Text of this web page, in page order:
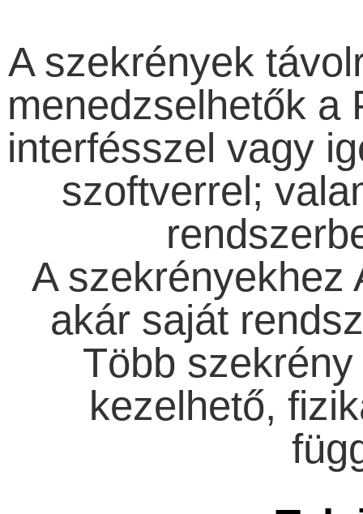
A szekrények
menedzselhetők a
interfésszel vagy
szoftverrel;
A szekrényekhez
akár saját
Több
kezelhető,